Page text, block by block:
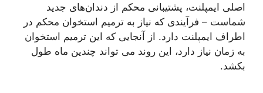
اصلی ایمپلنت، پشتیبانی محکم از دندان‌های جدید
شماست – فرآیندی که نیاز به ترمیم استخوان محکم در
اطراف ایمپلنت دارد. از آنجایی که این ترمیم استخوان
به زمان نیاز دارد، این روند می تواند چندین ماه طول
بکشد.